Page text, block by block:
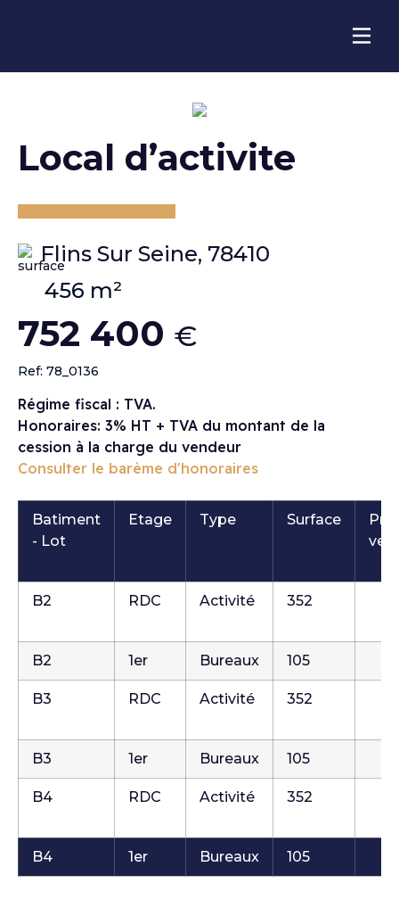
local d’activite
Flins Sur Seine, 78410
456 m²
752 400 €
Ref: 78_0136
Régime fiscal : TVA.
Honoraires: 3% HT + TVA du montant de la
cession à la charge du vendeur
Consulter le barème d'honoraires
Batiment
- Lot
Etage Type Surface
Prix
B2 RDC Activité 352
B2 1er Bureaux 105
B3 RDC Activité 352
B3 1er Bureaux 105
B4 RDC Activité 352
B4 1er Bureaux 105